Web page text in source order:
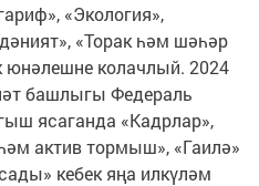
«Экология»,
«Торак һәм шәһәр
юнәлешне колачлый. 2024
башлыгы Федераль
ясаганда «Кадрлар»,
актив тормыш», «Гаилә»
кебек яңа илкүләм